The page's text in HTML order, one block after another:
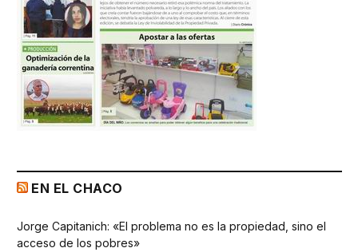
EN EL CHACO
Jorge Capitanich: «El problema no es la propiedad, sino el
acceso de los pobres»